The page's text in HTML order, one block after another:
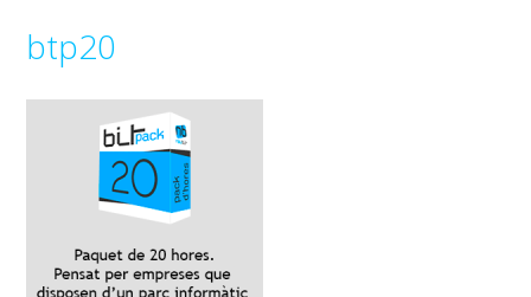
btp20